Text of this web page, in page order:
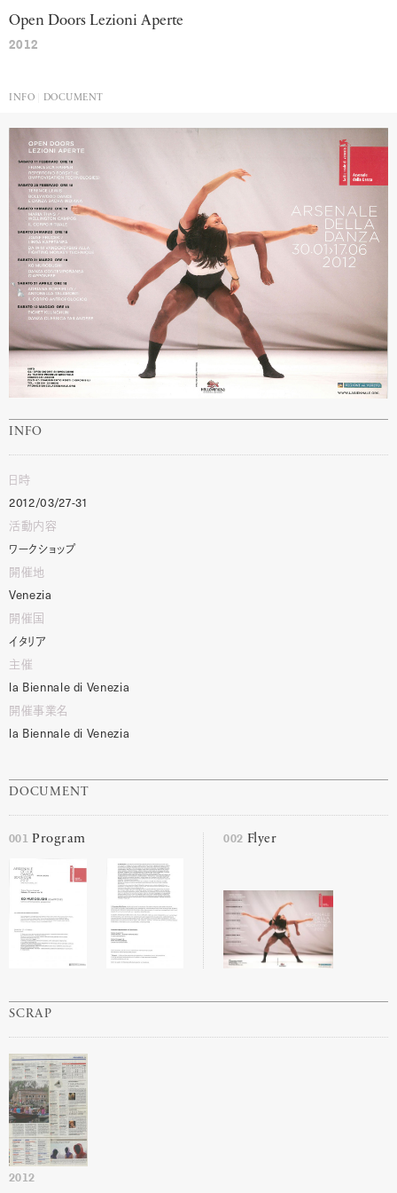
Open Doors Lezioni Aperte
2012
INFO DOCUMENT
INFO
日時
2012/03/27-31
活動内容
ワークショップ
開催地
Venezia
開催国
イタリア
主催
la Biennale di Venezia
開催事業名
la Biennale di Venezia
DOCUMENT
001 Program 002 Flyer
SCRAP
2012